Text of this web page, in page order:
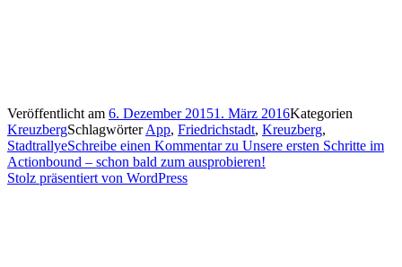
Veröffentlicht am 6. Dezember 20151. März 2016Kategorien
KreuzbergSchlagwörterApp, Friedrichstadt, Kreuzberg,
StadtrallyeSchreibe einen Kommentarzu Unsere ersten Schritte im
Actionbound – schon bald zum ausprobieren!
Stolz präsentiert von WordPress